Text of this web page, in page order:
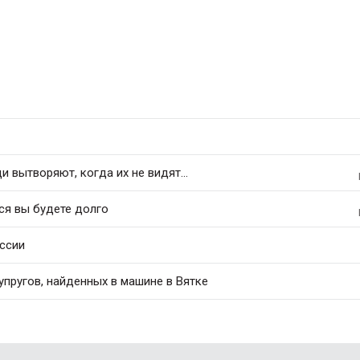
когда их не видят...
вы будете долго
найденных в машине в Вятке